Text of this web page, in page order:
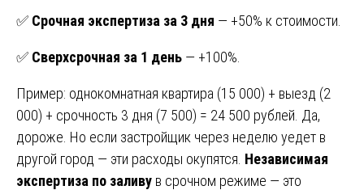
✅ Срочная экспертиза за 3 дня — +50% к стоимости.
✅ Сверхсрочная за 1 день — +100%.
Пример: однокомнатная квартира (15 000) + выезд (2
000) + срочность 3 дня (7 500) = 24 500 рублей. Да,
дороже. Но если застройщик через неделю уедет в
другой город — эти расходы окупятся. Независимая
экспертиза по заливу в срочном режиме — это